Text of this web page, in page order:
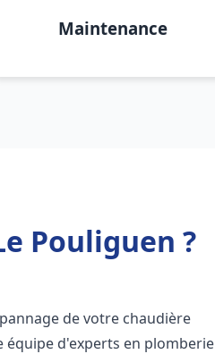
Maintenance
Pouliguen ?
de votre chaudière
équipe d'experts en plomberie